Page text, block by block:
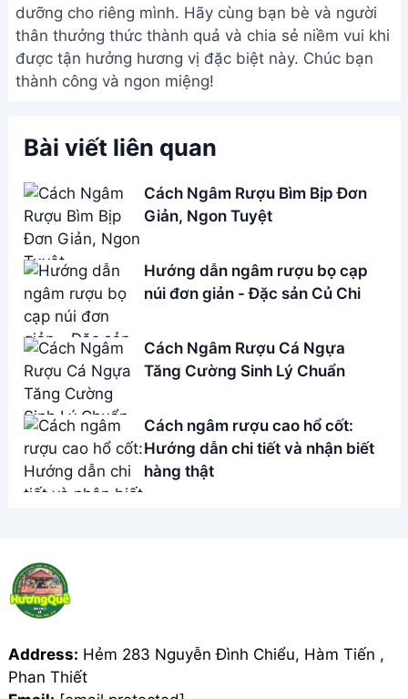
dưỡng cho riêng mình. Hãy cùng bạn bè và người
thân thưởng thức thành quả và chia sẻ niềm vui khi
được tận hưởng hương vị đặc biệt này. Chúc bạn
thành công và ngon miệng!
Bài viết liên quan
Cách Ngâm Rượu Bìm Bịp Đơn
Giản, Ngon Tuyệt
Hướng dẫn ngâm rượu bọ cạp
núi đơn giản - Đặc sản Củ Chi
Cách Ngâm Rượu Cá Ngựa
Tăng Cường Sinh Lý Chuẩn
Cách ngâm rượu cao hổ cốt:
Hướng dẫn chi tiết và nhận biết
hàng thật
Address: Hẻm 283 Nguyễn Đình Chiểu, Hàm Tiến ,
Phan Thiết